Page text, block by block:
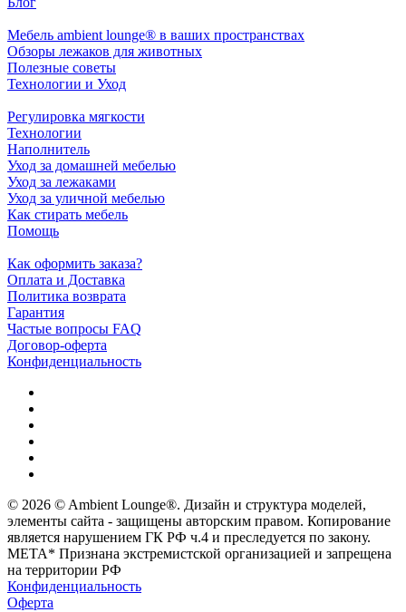
Мебель ambient lounge® в ваших пространствах
Обзоры лежаков для животных
Полезные советы
Технологии и Уход
Регулировка мягкости
Технологии
Наполнитель
Уход за домашней мебелью
Уход за лежаками
Уход за уличной мебелью
Как стирать мебель
Помощь
Как оформить заказа?
Оплата и Доставка
Политика возврата
Гарантия
Частые вопросы FAQ
Договор-оферта
Конфиденциальность
© 2026 © Ambient Lounge®. Дизайн и структура моделей,
элементы сайта - защищены авторским правом. Копирование
является нарушением ГК РФ ч.4 и преследуется по закону.
МЕТА* Признана экстремистской организацией и запрещена
на территории РФ
Конфиденциальность
Оферта